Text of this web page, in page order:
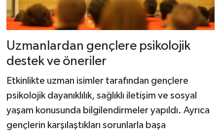
Uzmanlardan gençlere psikolojik
destek ve öneriler
Etkinlikte uzman isimler tarafından gençlere
psikolojik dayanıklılık, sağlıklı iletişim ve sosyal
yaşam konusunda bilgilendirmeler yapıldı. Ayrıca
gençlerin karşılaştıkları sorunlarla başa